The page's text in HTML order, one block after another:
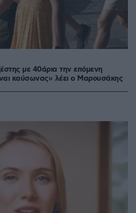
με 40άρια την επόμενη
καύσωνας» λέει ο Μαρουσάκης